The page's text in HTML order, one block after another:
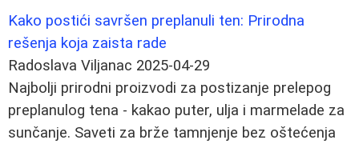
Kako postići savršen preplanuli ten: Prirodna
rešenja koja zaista rade
Radoslava Viljanac 2025-04-29
Najbolji prirodni proizvodi za postizanje prelepog
preplanulog tena - kakao puter, ulja i marmelade za
sunčanje. Saveti za brže tamnjenje bez oštećenja